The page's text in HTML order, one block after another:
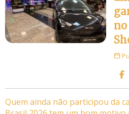
Quem ainda não participou da